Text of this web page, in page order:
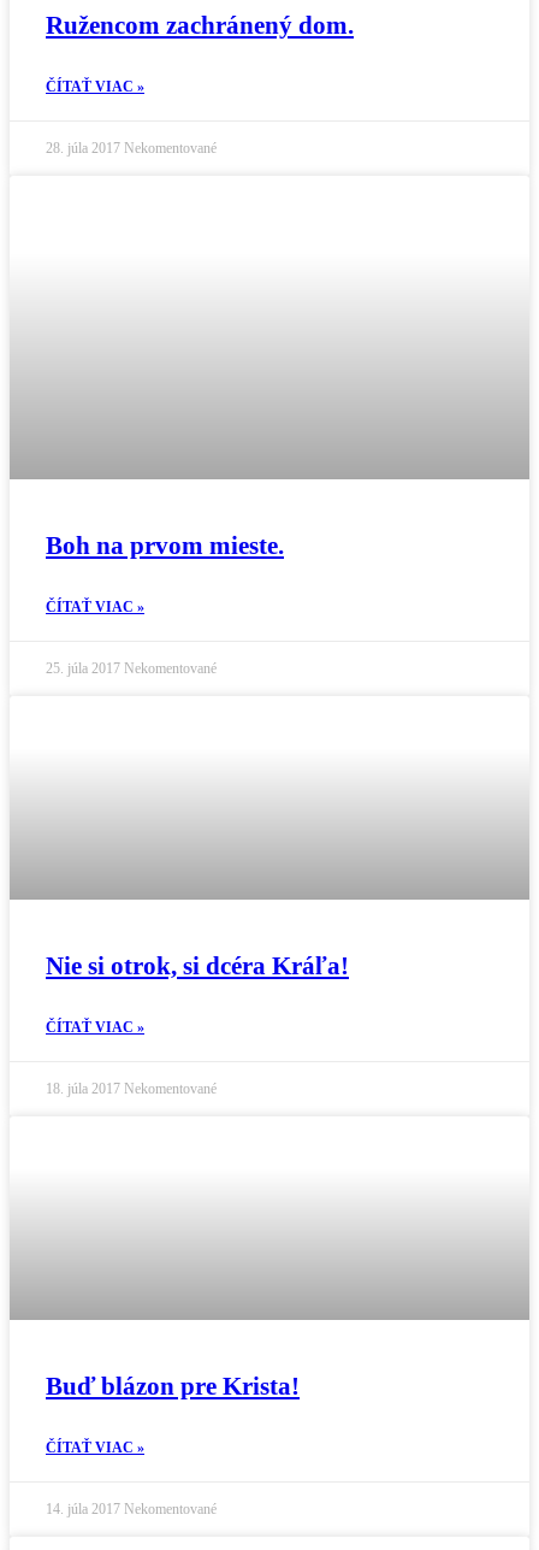
Ružencom zachránený dom.
ČÍTAŤ VIAC »
28. júla 2017 Nekomentované
Boh na prvom mieste.
ČÍTAŤ VIAC »
25. júla 2017 Nekomentované
Nie si otrok, si dcéra Kráľa!
ČÍTAŤ VIAC »
18. júla 2017 Nekomentované
Buď blázon pre Krista!
ČÍTAŤ VIAC »
14. júla 2017 Nekomentované